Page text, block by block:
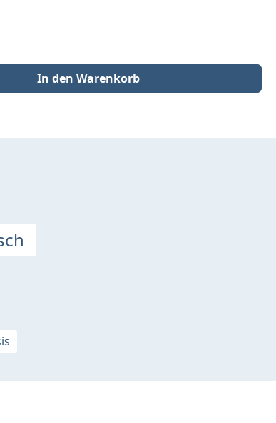
die Schaltflächen um die Anzahl zu erhöhen oder zu
In den Warenkorb